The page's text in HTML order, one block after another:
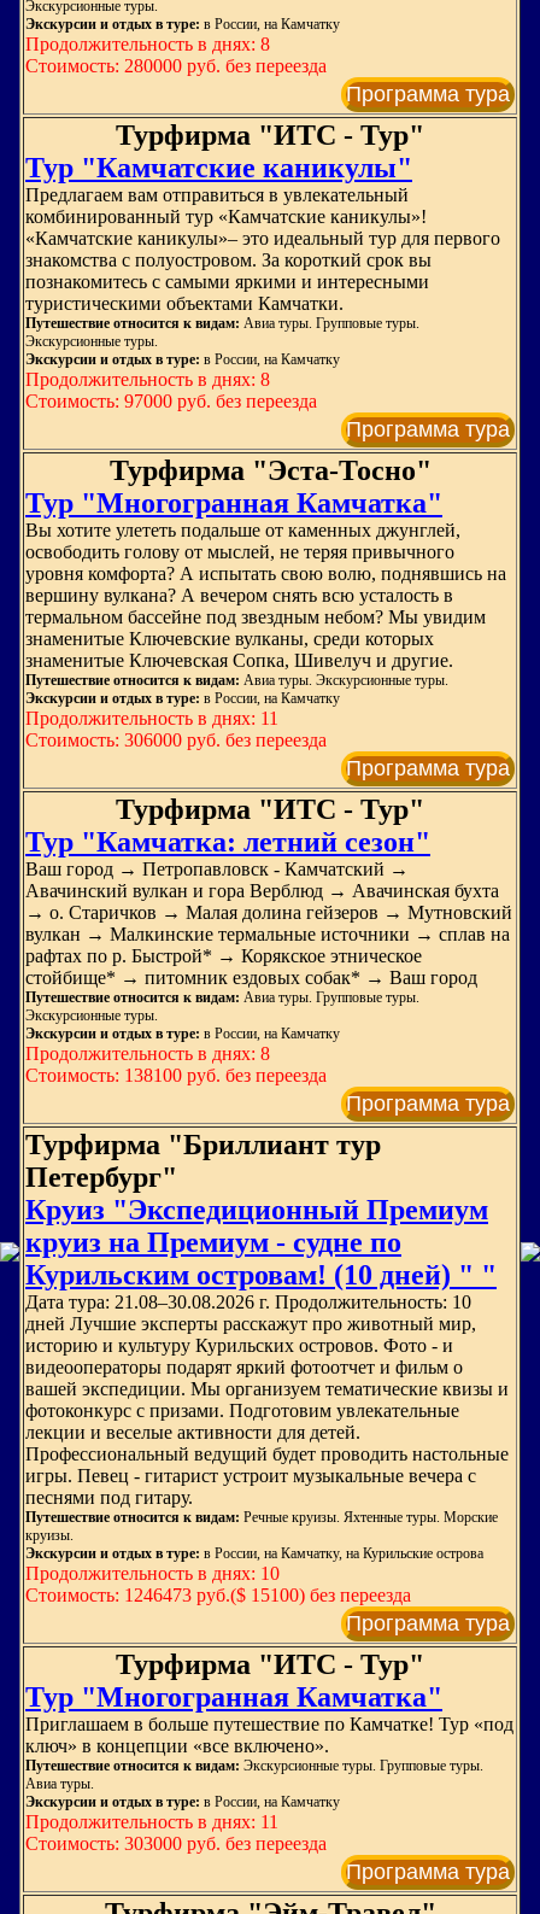
Экскурсионные туры.
Экскурсии и отдых в туре: в России, на Камчатку
Продолжительность в днях: 8
Стоимость: 280000 руб. без переезда
Программа тура
Турфирма "ИТС - Тур"
Тур "Камчатские каникулы"
Предлагаем вам отправиться в увлекательный
комбинированный тур «Камчатские каникулы»!
«Камчатские каникулы»– это идеальный тур для первого
знакомства с полуостровом. За короткий срок вы
познакомитесь с самыми яркими и интересными
туристическими объектами Камчатки.
Путешествие относится к видам: Авиа туры. Групповые туры.
Экскурсионные туры.
Экскурсии и отдых в туре: в России, на Камчатку
Продолжительность в днях: 8
Стоимость: 97000 руб. без переезда
Программа тура
Турфирма "Эста-Тосно"
Тур "Многогранная Камчатка"
Вы хотите улететь подальше от каменных джунглей,
освободить голову от мыслей, не теряя привычного
уровня комфорта? А испытать свою волю, поднявшись на
вершину вулкана? А вечером снять всю усталость в
термальном бассейне под звездным небом? Мы увидим
знаменитые Ключевские вулканы, среди которых
знаменитые Ключевская Сопка, Шивелуч и другие.
Путешествие относится к видам: Авиа туры. Экскурсионные туры.
Экскурсии и отдых в туре: в России, на Камчатку
Продолжительность в днях: 11
Стоимость: 306000 руб. без переезда
Программа тура
Турфирма "ИТС - Тур"
Тур "Камчатка: летний сезон"
Ваш город → Петропавловск - Камчатский →
Авачинский вулкан и гора Верблюд → Авачинская бухта
→ о. Старичков → Малая долина гейзеров → Мутновский
вулкан → Малкинские термальные источники → сплав на
рафтах по р. Быстрой* → Корякское этническое
стойбище* → питомник ездовых собак* → Ваш город
Путешествие относится к видам: Авиа туры. Групповые туры.
Экскурсионные туры.
Экскурсии и отдых в туре: в России, на Камчатку
Продолжительность в днях: 8
Стоимость: 138100 руб. без переезда
Программа тура
Турфирма "Бриллиант тур
Петербург"
Круиз "Экспедиционный Премиум
круиз на Премиум - судне по
Курильским островам! (10 дней) " "
Дата тура: 21.08–30.08.2026 г. Продолжительность: 10
дней Лучшие эксперты расскажут про животный мир,
историю и культуру Курильских островов. Фото - и
видеооператоры подарят яркий фотоотчет и фильм о
вашей экспедиции. Мы организуем тематические квизы и
фотоконкурс с призами. Подготовим увлекательные
лекции и веселые активности для детей.
Профессиональный ведущий будет проводить настольные
игры. Певец - гитарист устроит музыкальные вечера с
песнями под гитару.
Путешествие относится к видам: Речные круизы. Яхтенные туры. Морские
круизы.
Экскурсии и отдых в туре: в России, на Камчатку, на Курильские острова
Продолжительность в днях: 10
Стоимость: 1246473 руб.($ 15100) без переезда
Программа тура
Турфирма "ИТС - Тур"
Тур "Многогранная Камчатка"
Приглашаем в больше путешествие по Камчатке! Тур «под
ключ» в концепции «все включено».
Путешествие относится к видам: Экскурсионные туры. Групповые туры.
Авиа туры.
Экскурсии и отдых в туре: в России, на Камчатку
Продолжительность в днях: 11
Стоимость: 303000 руб. без переезда
Программа тура